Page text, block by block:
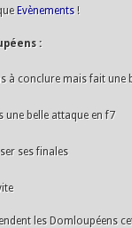
Evènements!
:
à conclure mais fait une
une belle attaque en f7
ses finales
les Domloupéens